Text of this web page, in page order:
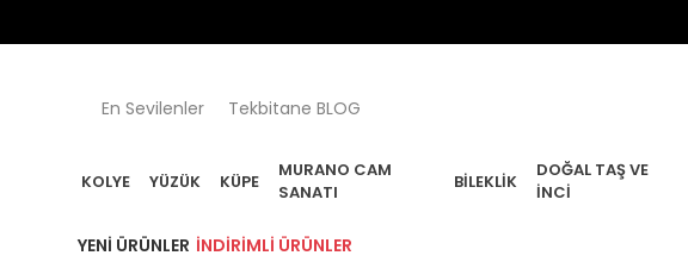
En Sevilenler Tekbitane BLOG
KOLYE YÜZÜK KÜPE
MURANO CAM
SANATI
BILEKLIK
DOĞAL TAŞ VE
İNCI
YENI ÜRÜNLER İNDIRIMLI ÜRÜNLER